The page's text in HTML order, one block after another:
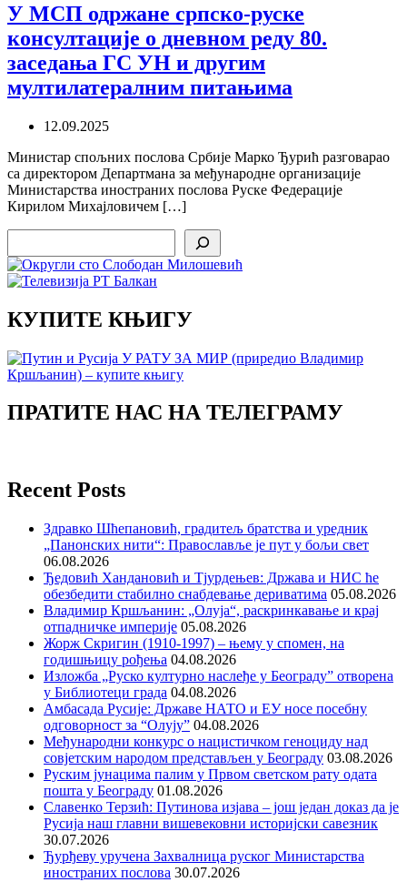
У МСП одржане српско-руске
консултације о дневном реду 80.
заседања ГС УН и другим
мултилатералним питањима
12.09.2025
Министар спољних послова Србије Марко Ђурић разговарао
са директором Департмана за међународне организације
Министарства иностраних послова Руске Федерације
Кирилом Михајловичем […]
КУПИТЕ КЊИГУ
ПРАТИТЕ НАС НА ТЕЛЕГРАМУ
Recent Posts
Здравко Шћепановић, градитељ братства и уредник
„Панонских нити“: Православље је пут у бољи свет
06.08.2026
Ђедовић Хандановић и Тјурдењев: Држава и НИС ће
обезбедити стабилно снабдевање дериватима 05.08.2026
Владимир Кршљанин: „Олуја“, раскринкавање и крај
отпадничке империје 05.08.2026
Жорж Скригин (1910-1997) – њему у спомен, на
годишњицу рођења 04.08.2026
Изложба „Руско културно наслеђе у Београду” отворена
у Библиотеци града 04.08.2026
Амбасада Русије: Државе НАТО и ЕУ носе посебну
одговорност за “Олују” 04.08.2026
Међународни конкурс о нацистичком геноциду над
совјетским народом представљен у Београду 03.08.2026
Руским јунацима палим у Првом светском рату одата
пошта у Београду 01.08.2026
Славенко Терзић: Путинова изјава – још један доказ да је
Русија наш главни вишевековни историјски савезник
30.07.2026
Ђурђеву уручена Захвалница руског Министарства
иностраних послова 30.07.2026